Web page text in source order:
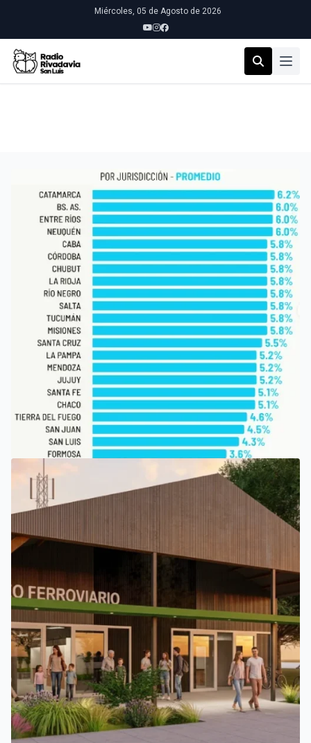
Miércoles, 05 de Agosto de 2026
SAN LUIS
SAN LUIS, ENTRE LAS PROVINCIAS QUE PERCIBEN TASAS
MÁS BAJAS DE INGRESOS BRUTOS